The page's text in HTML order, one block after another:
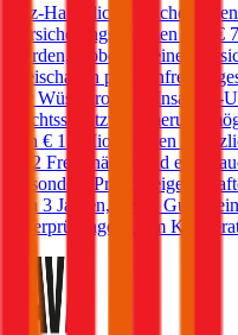
Kfz-
Versicherungssummen von
werden, wobei bei einer
Freischaden prämienfrei
der Wüstenrot eine
Rechtsschutzversicherung
von € 15 Mio. werden
zu 2 Freischäden und eine
Besondere
von 3 Jahren, sowie
Überprüfungen beim